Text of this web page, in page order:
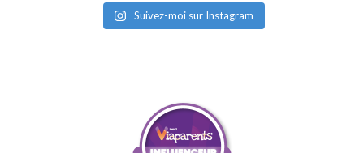
Suivez-moi sur Instagram